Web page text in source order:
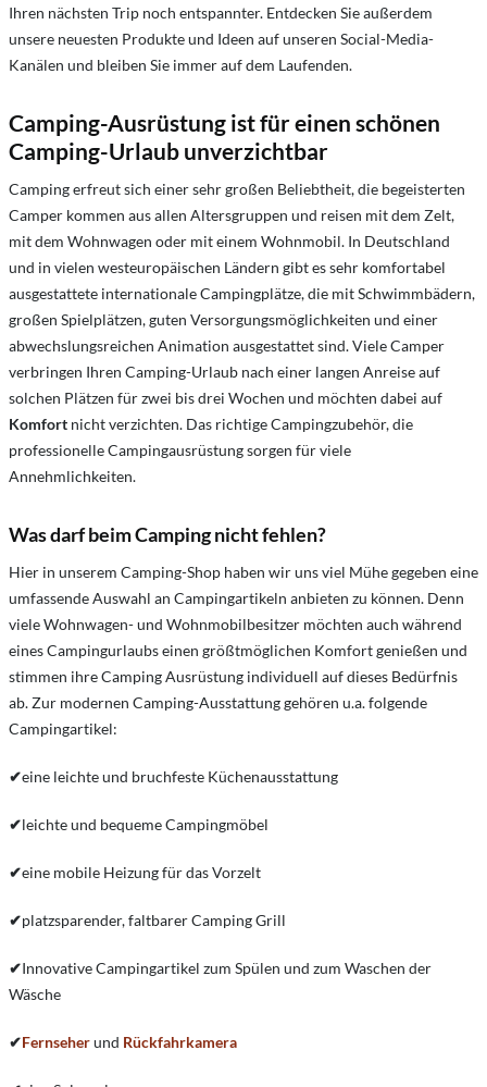
Ihren nächsten Trip noch entspannter. Entdecken Sie außerdem
unsere neuesten Produkte und Ideen auf unseren Social-Media-
Kanälen und bleiben Sie immer auf dem Laufenden.
Camping-Ausrüstung ist für einen schönen
Camping-Urlaub unverzichtbar
Camping erfreut sich einer sehr großen Beliebtheit, die begeisterten
Camper kommen aus allen Altersgruppen und reisen mit dem Zelt,
mit dem Wohnwagen oder mit einem Wohnmobil. In Deutschland
und in vielen westeuropäischen Ländern gibt es sehr komfortabel
ausgestattete internationale Campingplätze, die mit Schwimmbädern,
großen Spielplätzen, guten Versorgungsmöglichkeiten und einer
abwechslungsreichen Animation ausgestattet sind. Viele Camper
verbringen Ihren Camping-Urlaub nach einer langen Anreise auf
solchen Plätzen für zwei bis drei Wochen und möchten dabei auf
Komfort nicht verzichten. Das richtige Campingzubehör, die
professionelle Campingausrüstung sorgen für viele
Annehmlichkeiten.
Was darf beim Camping nicht fehlen?
Hier in unserem Camping-Shop haben wir uns viel Mühe gegeben eine
umfassende Auswahl an Campingartikeln anbieten zu können. Denn
viele Wohnwagen- und Wohnmobilbesitzer möchten auch während
eines Campingurlaubs einen größtmöglichen Komfort genießen und
stimmen ihre Camping Ausrüstung individuell auf dieses Bedürfnis
ab. Zur modernen Camping-Ausstattung gehören u.a. folgende
Campingartikel:
✔eine leichte und bruchfeste Küchenausstattung
✔leichte und bequeme Campingmöbel
✔eine mobile Heizung für das Vorzelt
✔platzsparender, faltbarer Camping Grill
✔Innovative Campingartikel zum Spülen und zum Waschen der
Wäsche
✔Fernseherund Rückfahrkamera